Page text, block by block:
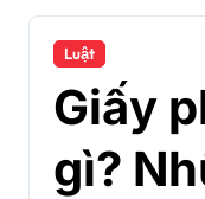
Luật
Giấy
gì?